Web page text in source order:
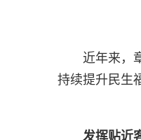
近年来，
持续提升民生
发挥贴近